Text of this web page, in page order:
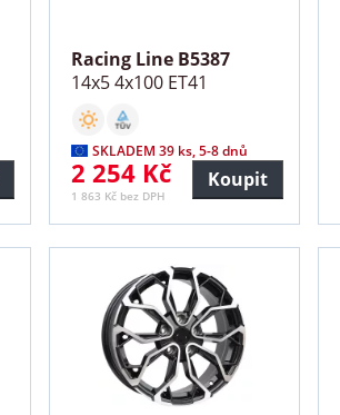
Racing Line B5387
14x5 4x100 ET41
SKLADEM 39 ks, 5-8 dnů
2 254 Kč
1 863 Kč bez DPH
Koupit